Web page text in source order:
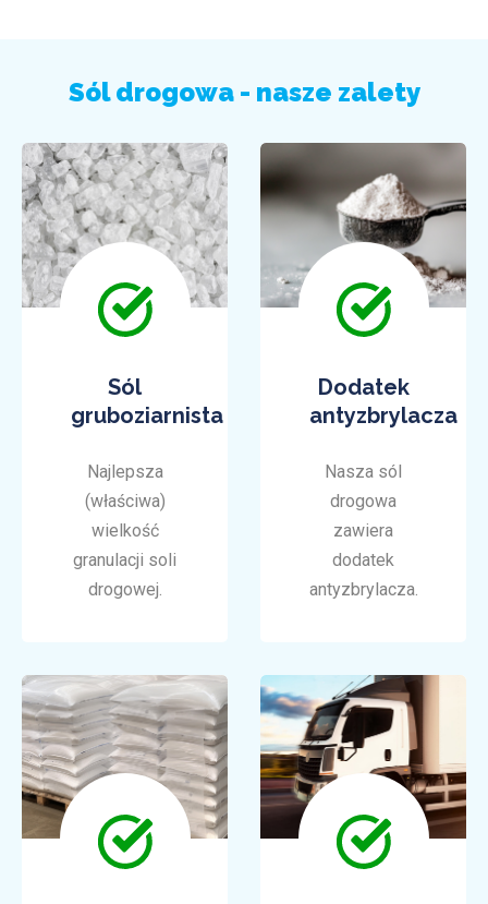
Sól drogowa - nasze zalety
Sól
gruboziarnista
Najlepsza
(właściwa)
wielkość
granulacji soli
drogowej.
Dodatek
antyzbrylacza
Nasza sól
drogowa
zawiera
dodatek
antyzbrylacza.